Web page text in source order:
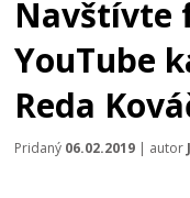
Navštívte
YouTube
Reda
Pridaný 06.02.2019 | autor